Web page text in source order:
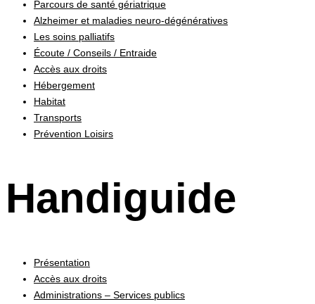
Parcours de santé gériatrique
Alzheimer et maladies neuro-dégénératives
Les soins palliatifs
Écoute / Conseils / Entraide
Accès aux droits
Hébergement
Habitat
Transports
Prévention Loisirs
Handiguide
Présentation
Accès aux droits
Administrations – Services publics